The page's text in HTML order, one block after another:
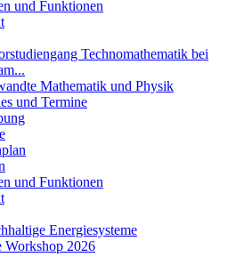
und Funktionen
Technomathematik bei
Mathematik und Physik
und Termine
und Funktionen
Energiesysteme
Workshop 2026